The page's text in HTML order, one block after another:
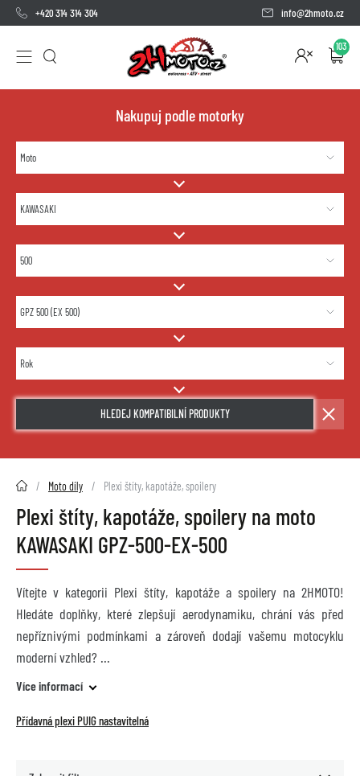
+420 314 314 304 info@2hmoto.cz
103
Nakupuj podle motorky
HLEDEJ KOMPATIBILNÍ PRODUKTY
2HMOTO.cz Moto díly Plexi štíty, kapotáže, spoilery
Plexi štíty, kapotáže, spoilery na moto
KAWASAKI GPZ-500-EX-500
Vítejte v kategorii Plexi štíty, kapotáže a spoilery na 2HMOTO!
Hledáte doplňky, které zlepšují aerodynamiku, chrání vás před
nepříznivými podmínkami a zároveň dodají vašemu motocyklu
moderní vzhled?
Více informací
Přídavná plexi PUIG nastavitelná